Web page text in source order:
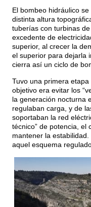
El bombeo hidráulico
distinta altura
tuberías con turbinas
excedente de
superior, al crecer la
el superior para dejarla
cierra así un ciclo de
Tuvo una primera
objetivo era evitar los
la generación nocturna
regulaban carga, y de
soportaban la red
técnico” de potencia, el
mantener la
aquel esquema